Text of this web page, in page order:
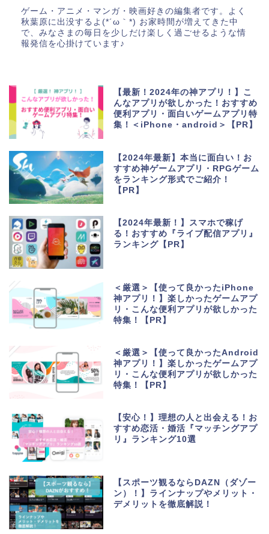
ゲーム・アニメ・マンガ・映画好きの編集者です。よく
秋葉原に出没するよ(*´ω｀*) お家時間が増えてきた中
で、みなさまの毎日を少しだけ楽しく過ごせるような情
報発信を心掛けています♪
【最新！2024年の神アプリ！】こ
んなアプリが欲しかった！おすすめ
便利アプリ・面白いゲームアプリ特
集！＜iPhone・android＞【PR】
【2024年最新】本当に面白い！お
すすめ神ゲームアプリ・RPGゲーム
をランキング形式でご紹介！
【PR】
【2024年最新！】スマホで稼げ
る！おすすめ『ライブ配信アプリ』
ランキング【PR】
＜厳選＞【使って良かったiPhone
神アプリ！】楽しかったゲームアプ
リ・こんな便利アプリが欲しかった
特集！【PR】
＜厳選＞【使って良かったAndroid
神アプリ！】楽しかったゲームアプ
リ・こんな便利アプリが欲しかった
特集！【PR】
【安心！】理想の人と出会える！お
すすめ恋活・婚活『マッチングアプ
リ』ランキング10選
【スポーツ観るならDAZN（ダゾー
ン）！】ラインナップやメリット・
デメリットを徹底解説！